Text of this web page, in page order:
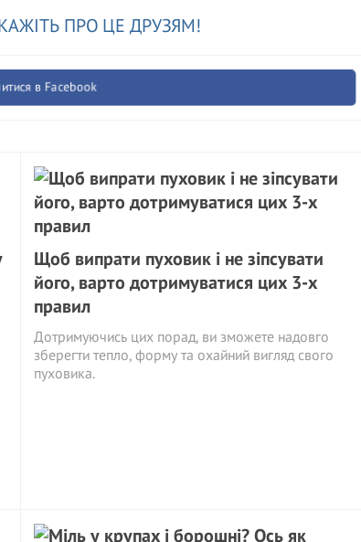
ПРО ЦЕ ДРУЗЯМ!
в Facebook
Щоб випрати пуховик і не зіпсувати
його, варто дотримуватися цих 3-х
правил
Дотримуючись цих порад, ви зможете надовго
зберегти тепло, форму та охайний вигляд свого
пуховика.